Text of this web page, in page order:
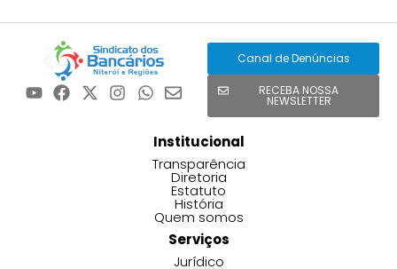
Canal de Denúncias
RECEBA NOSSA
NEWSLETTER
Institucional
Transparência
Diretoria
Estatuto
História
Quem somos
Serviços
Jurídico